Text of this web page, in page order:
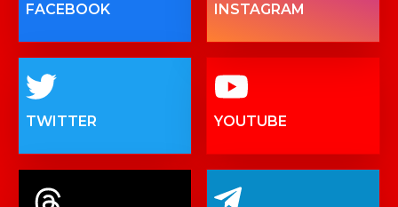
FACEBOOK INSTAGRAM
TWITTER YOUTUBE